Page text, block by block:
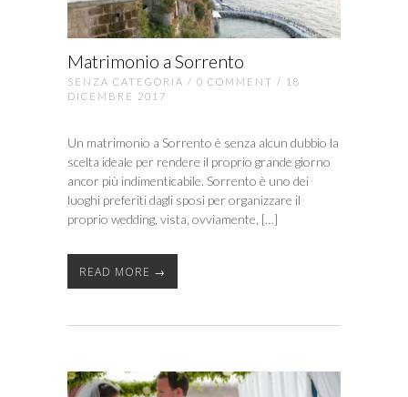
Matrimonio a Sorrento
SENZA CATEGORIA / 0 COMMENT / 18
DICEMBRE 2017
Un matrimonio a Sorrento è senza alcun dubbio la
scelta ideale per rendere il proprio grande giorno
ancor più indimenticabile. Sorrento è uno dei
luoghi preferiti dagli sposi per organizzare il
proprio wedding, vista, ovviamente, […]
READ MORE →